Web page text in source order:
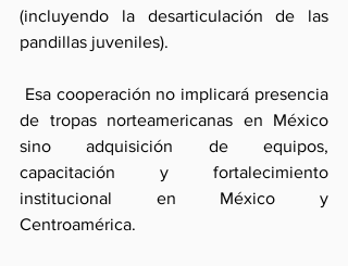
(incluyendo la desarticulación de las
pandillas juveniles).
de tropas norteamericanas en México
sino adquisición de equipos,
capacitación y fortalecimiento
institucional en México y
Centroamérica.